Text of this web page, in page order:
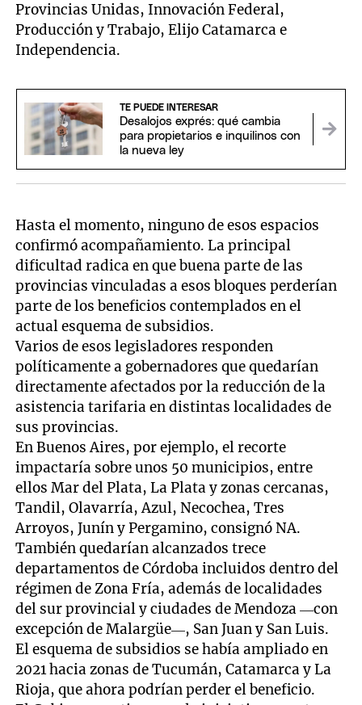
Provincias Unidas, Innovación Federal,
Producción y Trabajo, Elijo Catamarca e
Independencia.
TE PUEDE INTERESAR
Desalojos exprés: qué cambia
para propietarios e inquilinos con
la nueva ley
Hasta el momento, ninguno de esos espacios
confirmó acompañamiento. La principal
dificultad radica en que buena parte de las
provincias vinculadas a esos bloques perderían
parte de los beneficios contemplados en el
actual esquema de subsidios.
Varios de esos legisladores responden
políticamente a gobernadores que quedarían
directamente afectados por la reducción de la
asistencia tarifaria en distintas localidades de
sus provincias.
En Buenos Aires, por ejemplo, el recorte
impactaría sobre unos 50 municipios, entre
ellos Mar del Plata, La Plata y zonas cercanas,
Tandil, Olavarría, Azul, Necochea, Tres
Arroyos, Junín y Pergamino, consignó NA.
También quedarían alcanzados trece
departamentos de Córdoba incluidos dentro del
régimen de Zona Fría, además de localidades
del sur provincial y ciudades de Mendoza —con
excepción de Malargüe—, San Juan y San Luis.
El esquema de subsidios se había ampliado en
2021 hacia zonas de Tucumán, Catamarca y La
Rioja, que ahora podrían perder el beneficio.